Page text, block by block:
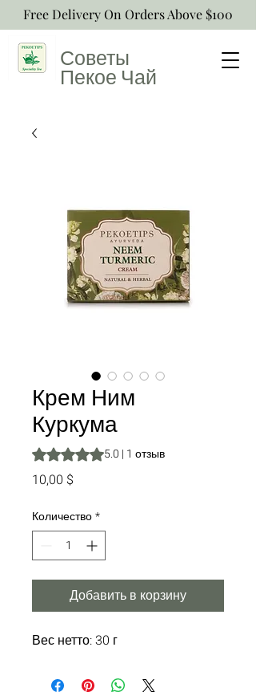
Советы
Пекое Чай
Free Delivery On Orders Above $100
Крем Ним
Куркума
Оценка 5.0 из пяти звезд на основе 1
5.0 | 1 отзыв
10,00 $
Количество*
Добавить в корзину
Вес нетто: 30 г